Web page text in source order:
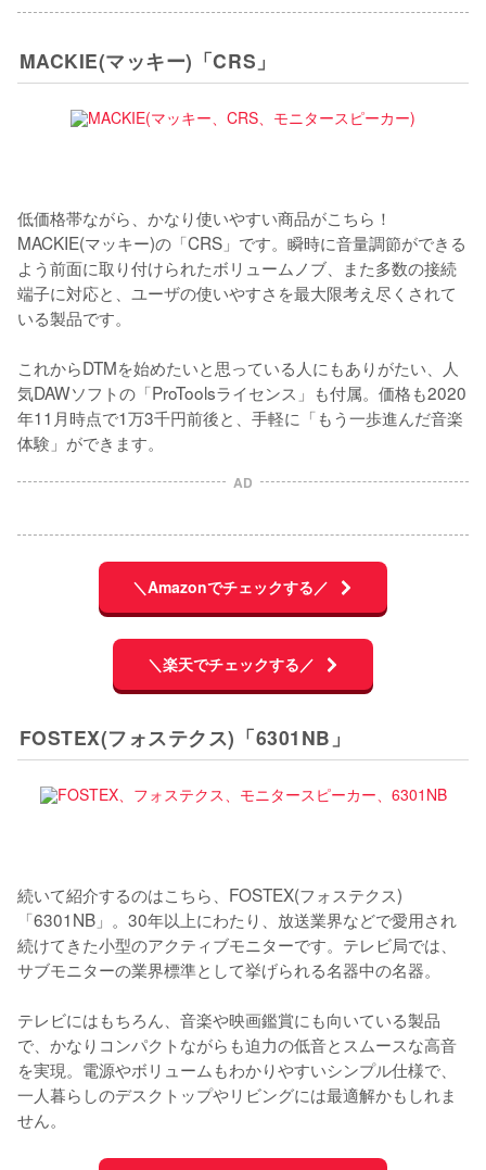
MACKIE(マッキー)「CRS」
低価格帯ながら、かなり使いやすい商品がこちら！
MACKIE(マッキー)の「CRS」です。瞬時に音量調節ができる
よう前面に取り付けられたボリュームノブ、また多数の接続
端子に対応と、ユーザの使いやすさを最大限考え尽くされて
いる製品です。
これからDTMを始めたいと思っている人にもありがたい、人
気DAWソフトの「ProToolsライセンス」も付属。価格も2020
年11月時点で1万3千円前後と、手軽に「もう一歩進んだ音楽
体験」ができます。
AD
＼Amazonでチェックする／
＼楽天でチェックする／
FOSTEX(フォステクス)「6301NB」
続いて紹介するのはこちら、FOSTEX(フォステクス)
「6301NB」。30年以上にわたり、放送業界などで愛用され
続けてきた小型のアクティブモニターです。テレビ局では、
サブモニターの業界標準として挙げられる名器中の名器。
テレビにはもちろん、音楽や映画鑑賞にも向いている製品
で、かなりコンパクトながらも迫力の低音とスムースな高音
を実現。電源やボリュームもわかりやすいシンプル仕様で、
一人暮らしのデスクトップやリビングには最適解かもしれま
せん。